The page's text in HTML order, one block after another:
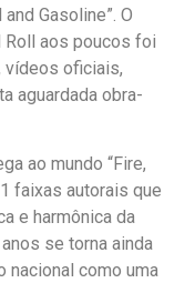
Gasoline”. O
Roll aos poucos foi
vídeos oficiais,
aguardada obra-
ao mundo “Fire,
faixas autorais que
e harmônica da
se torna ainda
nacional como uma